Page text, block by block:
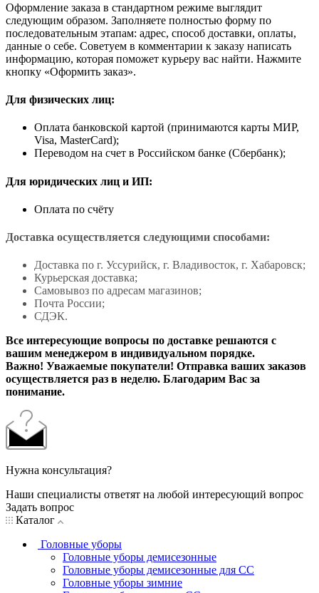
Оформление заказа в стандартном режиме выглядит
следующим образом. Заполняете полностью форму по
последовательным этапам: адрес, способ доставки, оплаты,
данные о себе. Советуем в комментарии к заказу написать
информацию, которая поможет курьеру вас найти. Нажмите
кнопку «Оформить заказ».
Для физических лиц:
Оплата банковской картой (принимаются карты МИР,
Visa, MasterCard);
Переводом на счет в Российском банке (Сбербанк);
Для юридических лиц и ИП:
Оплата по счёту
Доставка осуществляется следующими способами:
Доставка по г. Уссурийск, г. Владивосток, г. Хабаровск;
Курьерская доставка;
Самовывоз по адресам магазинов;
Почта России;
СДЭК.
Все интересующие вопросы по доставке решаются с
вашим менеджером в индивидуальном порядке.
Важно! Уважаемые покупатели! Отправка ваших заказов
осуществляется раз в неделю. Благодарим Вас за
понимание.
Нужна консультация?
Наши специалисты ответят на любой интересующий вопрос
Задать вопрос
Каталог
Головные уборы
Головные уборы демисезонные
Головные уборы демисезонные для СС
Головные уборы зимние